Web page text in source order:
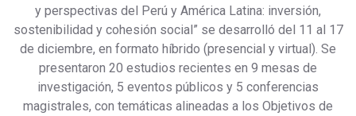
y perspectivas del Perú y América Latina: inversión,
sostenibilidad y cohesión social” se desarrolló del 11 al 17
de diciembre, en formato híbrido (presencial y virtual). Se
presentaron 20 estudios recientes en 9 mesas de
investigación, 5 eventos públicos y 5 conferencias
magistrales, con temáticas alineadas a los Objetivos de